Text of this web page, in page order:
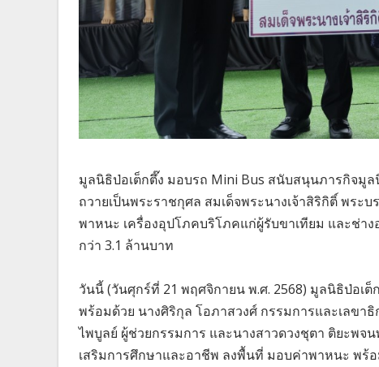
มูลนิธิป่อเต็กตึ๊ง มอบรถ Mini Bus สนับสนุนภารกิจมู
ถวายเป็นพระราชกุศล สมเด็จพระนางเจ้าสิริกิติ์ พร
พาหนะ เครื่องอุปโภคบริโภคแก่ผู้รับขาเทียม และช่า
กว่า 3.1 ล้านบาท
วันนี้ (วันศุกร์ที่ 21 พฤศจิกายน พ.ศ. 2568) มูลนิธิป่อเ
พร้อมด้วย นางศิริกุล โอภาสวงศ์ กรรมการและเลขา
ไพบูลย์ ผู้ช่วยกรรมการ และนางสาวดวงชุตา ติยะพจ
เสริมการศึกษาและอาชีพ ลงพื้นที่ มอบค่าพาหนะ พร้